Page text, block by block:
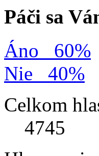
Páči sa
Áno
60%
Nie
40%
Celkom
4745